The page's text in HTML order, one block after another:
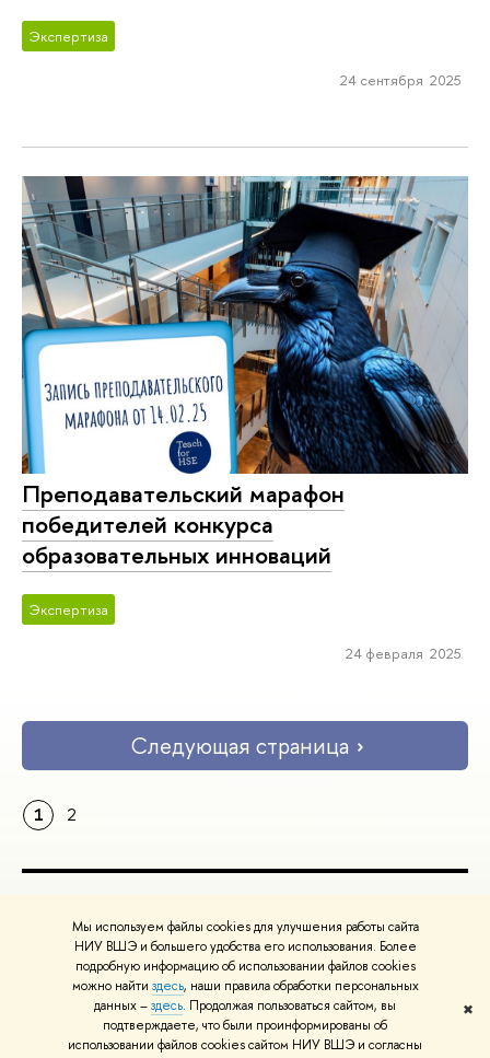
Мы используем файлы cookies для улучшения работы сайта
НИУ ВШЭ и большего удобства его использования. Более
подробную информацию об использовании файлов cookies
можно найти здесь, наши правила обработки персональных
данных –здесь. Продолжая пользоваться сайтом, вы
подтверждаете, что были проинформированы об
использовании файлов cookies сайтом НИУ ВШЭ и согласны
✖
Экспертиза
24 сентября 2025
Преподавательский марафон
победителей конкурса
образовательных инноваций
Экспертиза
24 февраля 2025
Следующая страница
1 2
Министерство науки и высшего образования РФ
Министерство просвещения РФ
Массовые открытые онлайн-курсы
© НИУ ВШЭ 1993–2026 Адреса и контакты Условия использования